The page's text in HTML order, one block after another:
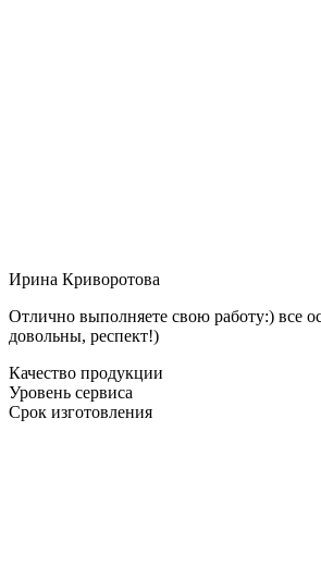
Ирина Криворотова
Отлично выполняете свою работу:) все
довольны, респект!)
Качество продукции
Уровень сервиса
Срок изготовления